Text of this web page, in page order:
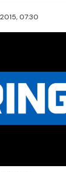
07:30